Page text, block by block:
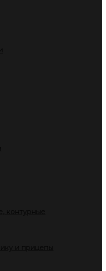
контурные
и прицепы